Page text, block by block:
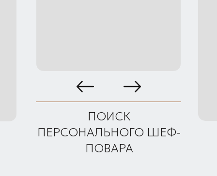
ПОИСК
ПЕРСОНАЛЬНОГО ШЕФ-
ПОВАРА